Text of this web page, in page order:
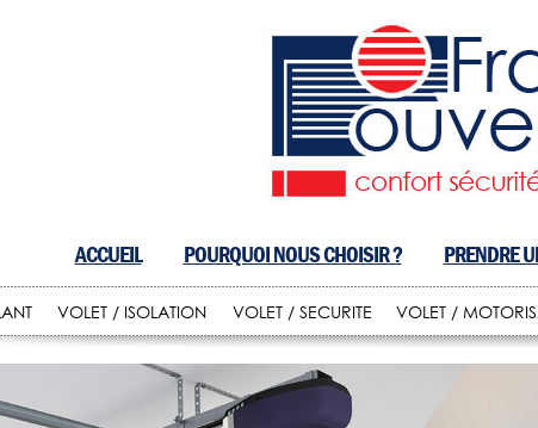
ACCUEIL POURQUOI NOUS CHOISIR ? PRENDRE
VOLET / ISOLATION VOLET / SECURITE VOLET /